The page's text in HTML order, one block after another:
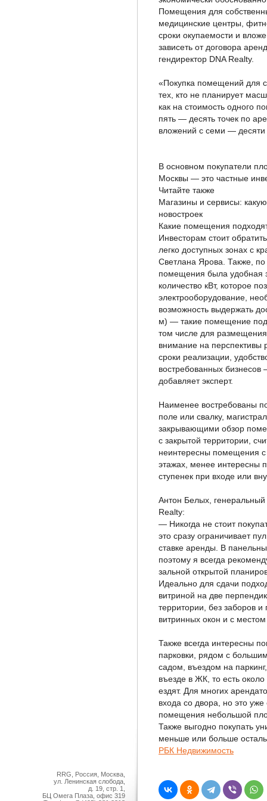
Помещения для
медицинские центры,
сроки окупаемости и
зависеть от договора
гендиректор DNA Realty.
«Покупка помещений для
тех, кто не планирует
как на стоимость одного
пять — десять точек по
вложений с семи —
В основном покупатели
Москвы — это частные
Читайте также
Магазины и сервисы:
новостроек
Какие помещения
Инвесторам стоит
легко доступных зонах с
Светлана Ярова. Также,
помещения была удобная
количество кВт, которое
электрооборудование,
возможность выдержать
м) — такие помещение
том числе для
внимание на перспективы
сроки реализации,
востребованных
добавляет эксперт.
Наименее востребованы
поле или свалку,
закрывающими обзор
с закрытой территории,
неинтересны помещения
этажах, менее интересны
ступенек при входе или
Антон Белых, генеральный
Realty:
— Никогда не стоит
это сразу ограничивает
ставке аренды. В
поэтому я всегда
зальной открытой
Идеально для сдачи
витриной на две
территории, без заборов
витринных окон и с
Также всегда интересны
парковки, рядом с
садом, въездом на
въезде в ЖК, то есть
ездят. Для многих
входа со двора, но это
помещения небольшой
Также выгодно покупать
меньше или больше
РБК Недвижимость
RRG, Россия, Москва,
ул. Ленинская слобода,
д. 19, стр. 1,
БЦ Омега Плаза, офис 319